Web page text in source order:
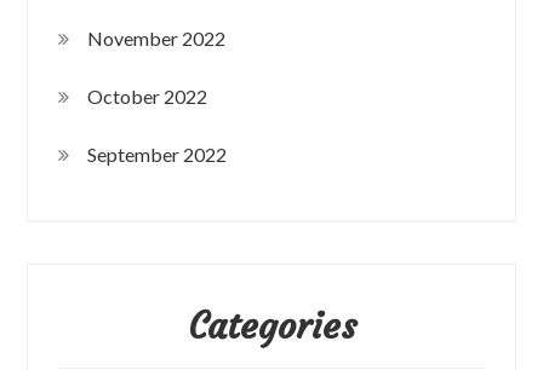
November 2022
October 2022
September 2022
Categories